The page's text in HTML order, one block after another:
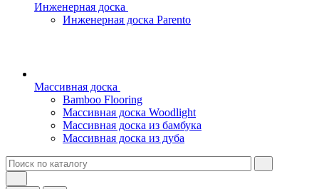
Инженерная доска
Инженерная доска Parento
Массивная доска
Bamboo Flooring
Массивная доска Woodlight
Массивная доска из бамбука
Массивная доска из дуба